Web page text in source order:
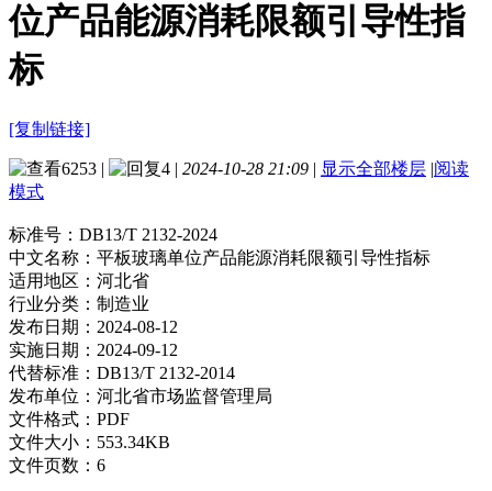
位产品能源消耗限额引导性指
标
[复制链接]
6253 | 4 | 2024-10-28 21:09 | 显示全部楼层 |阅读
模式
标准号： DB13/T 2132-2024
中文名称： 平板玻璃单位产品能源消耗限额引导性指标
适用地区： 河北省
行业分类： 制造业
发布日期： 2024-08-12
实施日期： 2024-09-12
代替标准： DB13/T 2132-2014
发布单位： 河北省市场监督管理局
文件格式： PDF
文件大小： 553.34KB
文件页数： 6